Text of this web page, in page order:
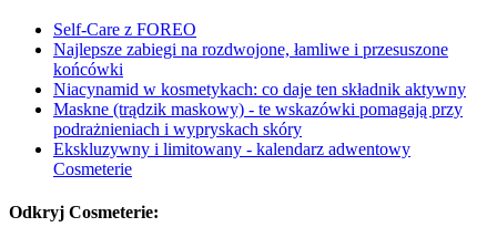
Self-Care z FOREO
Najlepsze zabiegi na rozdwojone, łamliwe i przesuszone
końcówki
Niacynamid w kosmetykach: co daje ten składnik aktywny
Maskne (trądzik maskowy) - te wskazówki pomagają przy
podrażnieniach i wypryskach skóry
Ekskluzywny i limitowany - kalendarz adwentowy
Cosmeterie
Odkryj Cosmeterie: